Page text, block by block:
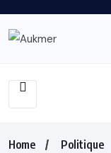
Home
Politique